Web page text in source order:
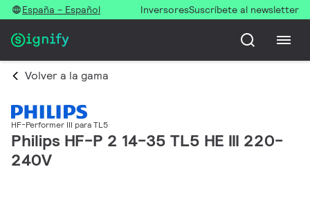
España - Español InversoresSuscríbete al newsletter
Volver a la gama
HF-Performer III para TL5
Philips HF-P 2 14-35 TL5 HE III 220-
240V